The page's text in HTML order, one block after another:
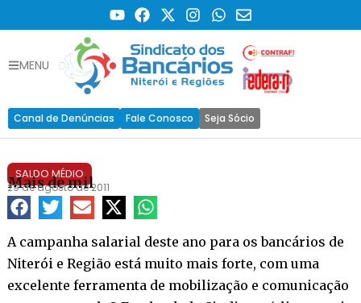
MENU
Canal de Denúncias Fale Conosco Seja Sócio
SALDO MÉDIO
Mais de mil
29 de agosto de 2011
A campanha salarial deste ano para os bancários de
Niterói e Região está muito mais forte, com uma
excelente ferramenta de mobilização e comunicação